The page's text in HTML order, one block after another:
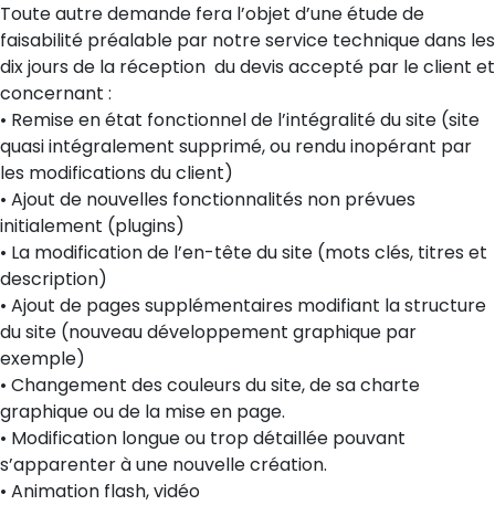
Toute autre demande fera l’objet d’une étude de
faisabilité préalable par notre service technique dans les
dix jours de la réception du devis accepté par le client et
concernant :
• Remise en état fonctionnel de l’intégralité du site (site
quasi intégralement supprimé, ou rendu inopérant par
les modifications du client)
• Ajout de nouvelles fonctionnalités non prévues
initialement (plugins)
• La modification de l’en-tête du site (mots clés, titres et
description)
• Ajout de pages supplémentaires modifiant la structure
du site (nouveau développement graphique par
exemple)
• Changement des couleurs du site, de sa charte
graphique ou de la mise en page.
• Modification longue ou trop détaillée pouvant
s’apparenter à une nouvelle création.
• Animation flash, vidéo